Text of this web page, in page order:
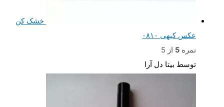
خشک کن
عکس کیهی ۰۸۱۰
نمره5از 5
توسط بیتا دل آرا